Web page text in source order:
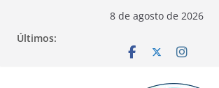
8 de agosto de 2026
Últimos: